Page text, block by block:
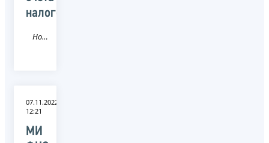
налогоплательщика»
Новость
07.11.2022
12:21
МИ